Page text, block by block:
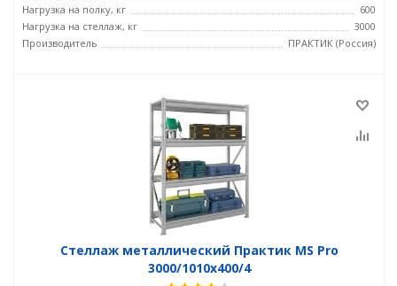
Нагрузка на полку, кг
600
Нагрузка на стеллаж, кг
3000
Производитель
ПРАКТИК (Россия)
Стеллаж металлический Практик MS Pro
3000/1010x400/4